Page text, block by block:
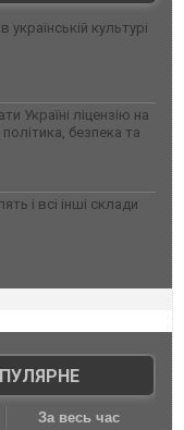
культурі
Україні ліцензію на
безпека та
і всі інші склади
За весь час